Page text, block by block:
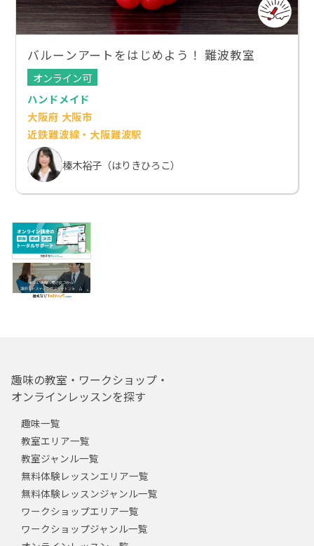
バルーンアートをはじめよう！ 難波教室
オンライン可
ハンドメイド
大阪府 大阪市
近鉄難波線・大阪難波駅
榛木裕子（はりきひろこ）
趣味の教室・ワークショップ・
オンラインレッスンを探す
趣味一覧
教室エリア一覧
教室ジャンル一覧
無料体験レッスンエリア一覧
無料体験レッスンジャンル一覧
ワークショップエリア一覧
ワークショップジャンル一覧